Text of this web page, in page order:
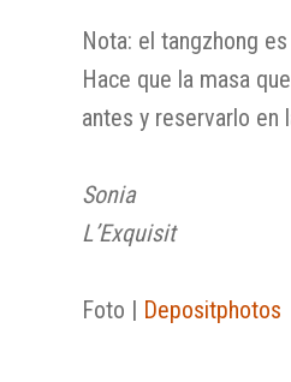
Nota: el tangzhong
Hace que la masa
antes y reservarlo en
Sonia
L’Exquisit
Foto | Depositphotos